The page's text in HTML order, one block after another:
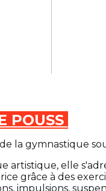
POUSS
la gymnastique
elle
grâce à des
impulsions,